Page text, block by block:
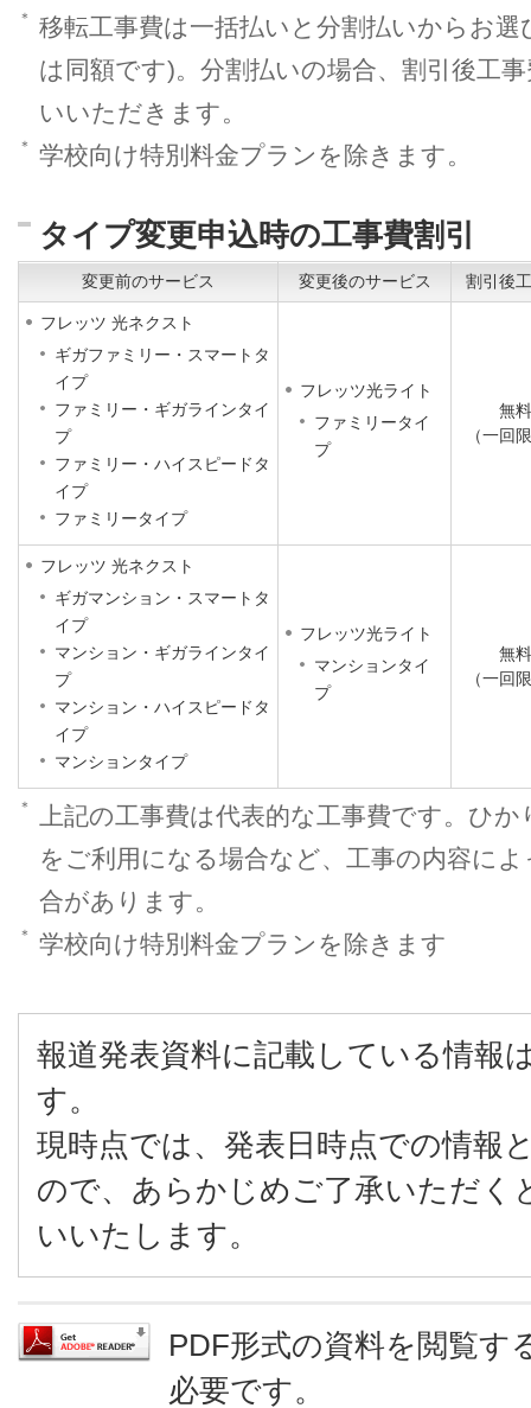
＊
移転工事費は一括払いと分割払いからお
は同額です)。分割払いの場合、割引後工
いいただきます。
＊ 学校向け特別料金プランを除きます。
タイプ変更申込時の工事費割引
変更前のサービス 変更後のサービス 割引後
フレッツ 光ネクスト
ギガファミリー・スマートタ
イプ
ファミリー・ギガラインタイ
プ
ファミリー・ハイスピードタ
イプ
ファミリータイプ
フレッツ光ライト
ファミリータイ
プ
無料
（一回
フレッツ 光ネクスト
ギガマンション・スマートタ
イプ
マンション・ギガラインタイ
プ
マンション・ハイスピードタ
イプ
マンションタイプ
フレッツ光ライト
マンションタイ
プ
無料
（一回
＊
上記の工事費は代表的な工事費です。ひ
をご利用になる場合など、工事の内容に
合があります。
＊ 学校向け特別料金プランを除きます
報道発表資料に記載している情報
す。
現時点では、発表日時点での情報
ので、あらかじめご了承いただく
いいたします。
PDF形式の資料を閲覧す
必要です。